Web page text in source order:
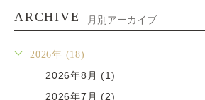
ARCHIVE 月別アーカイブ
2026年 (18)
2026年8月 (1)
2026年7月 (2)